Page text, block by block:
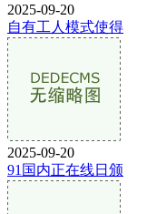
2025-09-20
自有工人模式使得
2025-09-20
91国内正在线日颁